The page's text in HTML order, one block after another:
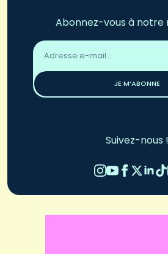
Abonnez-vous à
Adresse
email
JE M’ABONNE
Suivez-nous !